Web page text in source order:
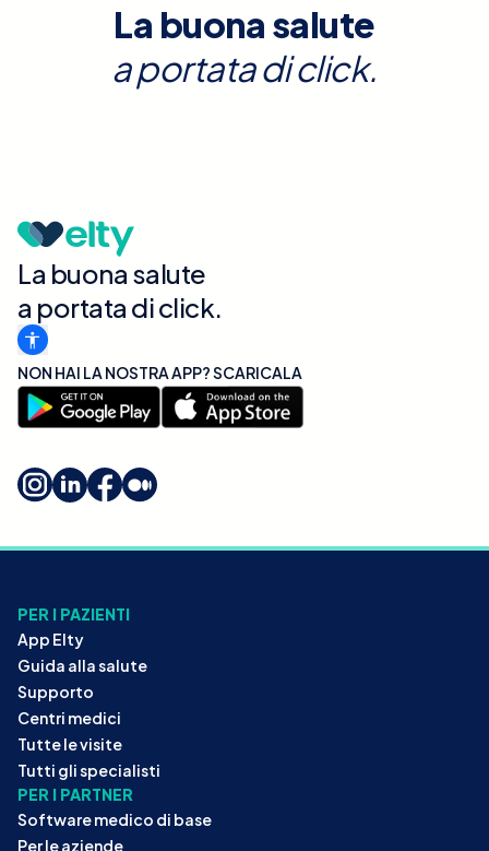
La buona salute
a portata di click.
La buona salute
a portata di click.
NON HAI LA NOSTRA APP? SCARICALA
PER I PAZIENTI
App Elty
Guida alla salute
Supporto
Centri medici
Tutte le visite
Tutti gli specialisti
PER I PARTNER
Software medico di base
Per le aziende